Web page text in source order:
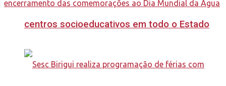
centros socioeducativos em todo o Estado